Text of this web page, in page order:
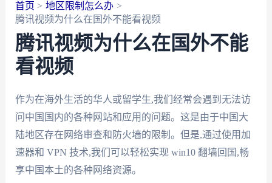
首页
地区限制怎么办
腾讯视频为什么在国外不能看视频
腾讯视频为什么在国外不能
看视频
作为在海外生活的华人或留学生,我们经常会遇到无法访
问中国国内的各种网站和应用的问题。这是由于中国大
陆地区存在网络审查和防火墙的限制。但是,通过使用加
速器和 VPN 技术,我们可以轻松实现 win10 翻墙回国,畅
享中国本土的各种网络资源。